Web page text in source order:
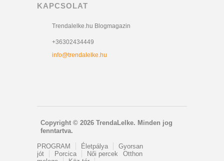
KAPCSOLAT
Trendalelke.hu Blogmagazin
+36302434449
info@trendalelke.hu
Copyright © 2026 TrendaLelke. Minden jog
fenntartva.
PROGRAM Életpálya
Gyorsan
jót
Porcica Női percek
Otthon